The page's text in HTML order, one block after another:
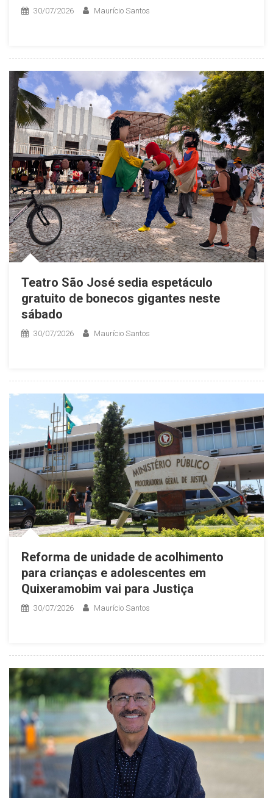
30/07/2026 Maurício Santos
Teatro São José sedia espetáculo
gratuito de bonecos gigantes neste
sábado
30/07/2026 Maurício Santos
Reforma de unidade de acolhimento
para crianças e adolescentes em
Quixeramobim vai para Justiça
30/07/2026 Maurício Santos